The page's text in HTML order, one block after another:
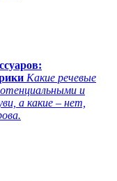
Какие речевые
и
а какие – нет,